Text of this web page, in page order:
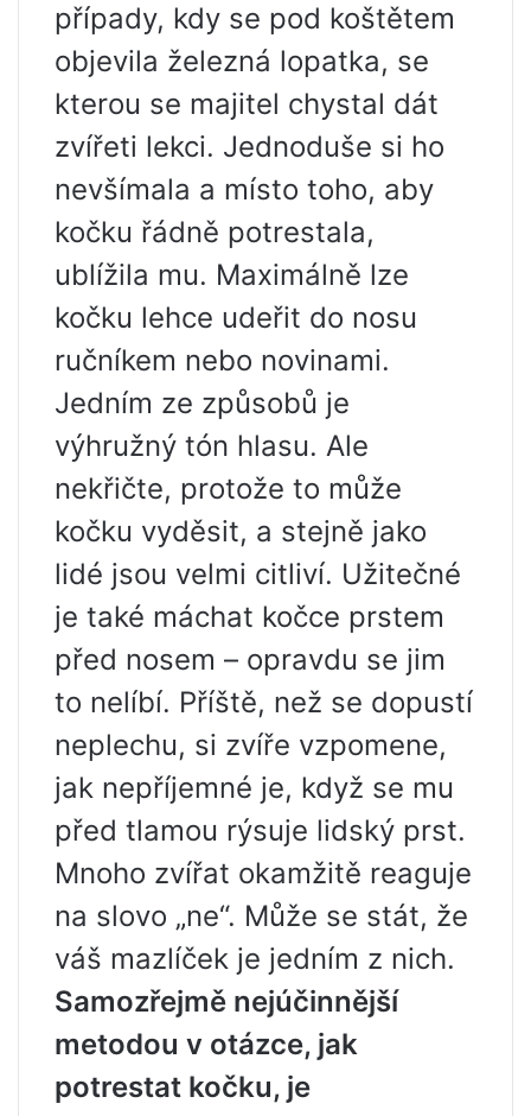
případy, kdy se pod koštětem
objevila železná lopatka, se
kterou se majitel chystal dát
zvířeti lekci. Jednoduše si ho
nevšímala a místo toho, aby
kočku řádně potrestala,
ublížila mu. Maximálně lze
kočku lehce udeřit do nosu
ručníkem nebo novinami.
Jedním ze způsobů je
výhružný tón hlasu. Ale
nekřičte, protože to může
kočku vyděsit, a stejně jako
lidé jsou velmi citliví. Užitečné
je také máchat kočce prstem
před nosem – opravdu se jim
to nelíbí. Příště, než se dopustí
neplechu, si zvíře vzpomene,
jak nepříjemné je, když se mu
před tlamou rýsuje lidský prst.
Mnoho zvířat okamžitě reaguje
na slovo „ne“. Může se stát, že
váš mazlíček je jedním z nich.
Samozřejmě nejúčinnější
metodou v otázce, jak
potrestat kočku, je